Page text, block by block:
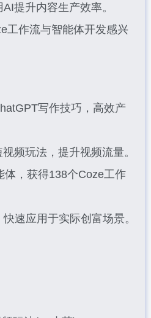
提升内容生产效率。
工作流与智能体开发感兴
写作技巧，高效产
频玩法，提升视频流量。
体，获得138个Coze工作
速应用于实际创富场景。